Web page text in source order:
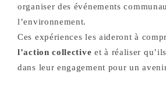
organiser des événements
l’environnement.
Ces expériences les aideront à
l’action collective et à réaliser
dans leur engagement pour un